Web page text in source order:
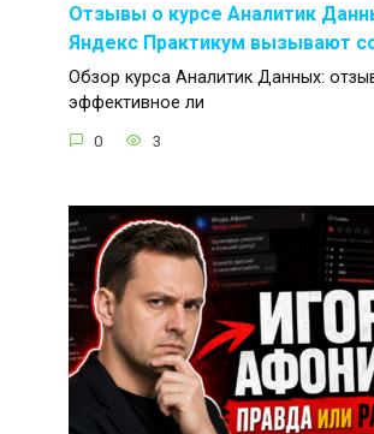
Отзывы о курсе Аналитик
Яндекс Практикум вызывают
Обзор курса Аналитик Данных:
эффективное ли
0 3